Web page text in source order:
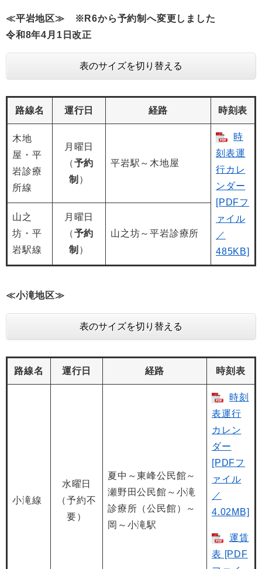
≪平岩地区≫ ※R6から予約制へ変更しました
令和8年4月1日改正
表のサイズを切り替える
路線名 運行日 経路 時刻表
木地
屋・平
岩診療
所線
月曜日
（予約
制 ）
平岩駅～木地屋
時
刻表運
行カレ
ンダー
[PDFフ
ァイル
／
485KB]
山之
坊・平
岩駅線
月曜日
（予約
制 ）
山之坊～平岩診療所
≪小滝地区≫
表のサイズを切り替える
路線名 運行日 経路 時刻表
小滝線
水曜日
（予約不
要）
夏中～東峰公民館～
瀬野田公民館～小滝
診療所（公民館）～
岡～小滝駅
時刻
表運行
カレン
ダー
[PDFフ
ァイル
／
4.02MB]
運賃
表 [PDF